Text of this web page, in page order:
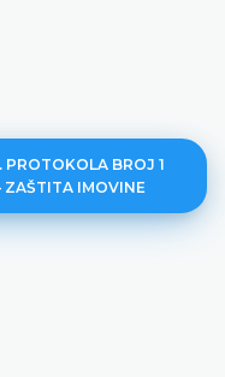
PROTOKOLA BROJ 1
ZAŠTITA IMOVINE